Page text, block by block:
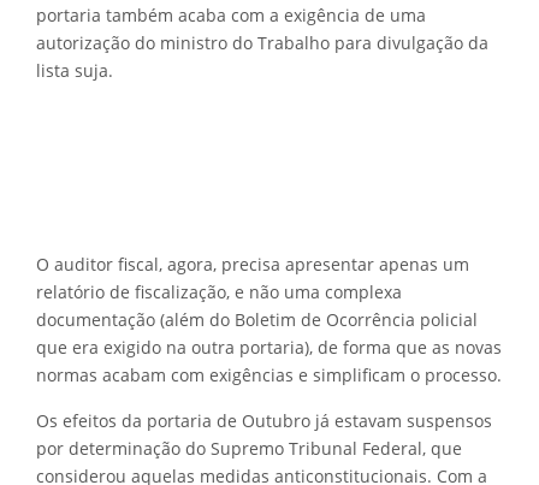
portaria também acaba com a exigência de uma
autorização do ministro do Trabalho para divulgação da
lista suja.
O auditor fiscal, agora, precisa apresentar apenas um
relatório de fiscalização, e não uma complexa
documentação (além do Boletim de Ocorrência policial
que era exigido na outra portaria), de forma que as novas
normas acabam com exigências e simplificam o processo.
Os efeitos da portaria de Outubro já estavam suspensos
por determinação do Supremo Tribunal Federal, que
considerou aquelas medidas anticonstitucionais. Com a